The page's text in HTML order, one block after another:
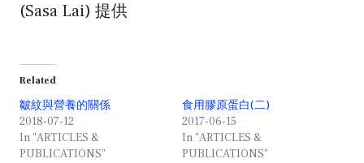
(Sasa Lai) 提供
Related
皺紋與營養的關係
2018-07-12
In "ARTICLES &
PUBLICATIONS"
食用膠原蛋白(二)
2017-06-15
In "ARTICLES &
PUBLICATIONS"